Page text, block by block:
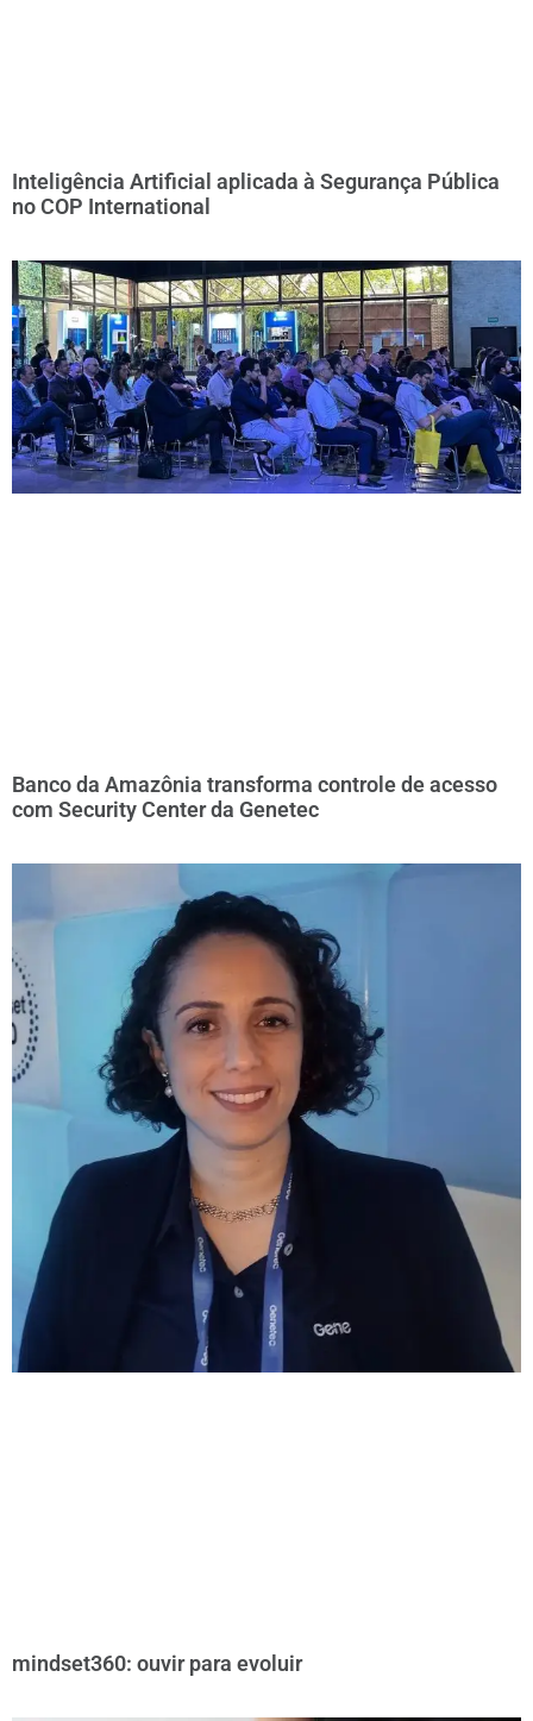
Inteligência Artificial aplicada à Segurança Pública
no COP International
Banco da Amazônia transforma controle de acesso
com Security Center da Genetec
mindset360: ouvir para evoluir